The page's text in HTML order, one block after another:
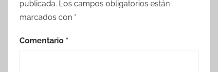
publicada. Los campos obligatorios están
marcados con *
Comentario *